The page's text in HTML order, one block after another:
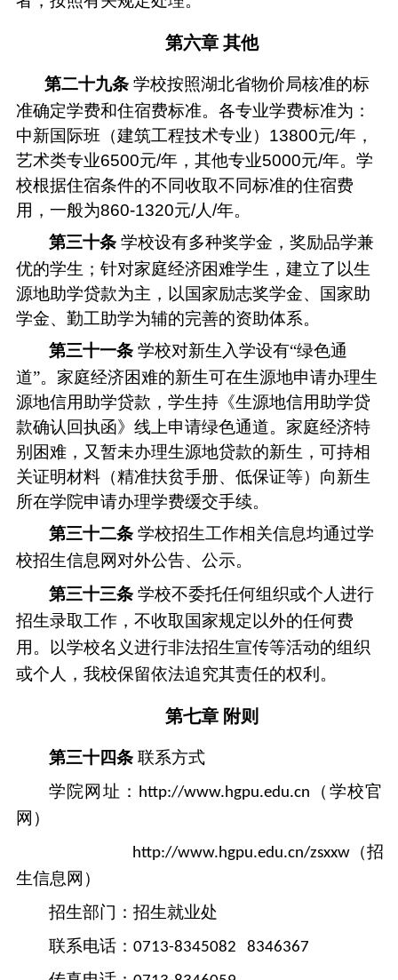
第六章 其他
第二十九条 学校按照湖北省物价局核准的标
准确定学费和住宿费标准。各专业学费标准为：
中新国际班（建筑工程技术专业） 13800元/年，
艺术类专业6500元/年， 其他专业5000元/年。学
校根据住宿条件的不同收取不同标准的住宿费
用，一般为860-1320元/人/年。
第三十条 学校设有多种奖学金，奖励品学兼
优的学生；针对家庭经济困难学生，建立了以生
源地助学贷款为主，以国家励志奖学金、国家助
学金、勤工助学为辅的完善的资助体系。
第三十一条 学校对新生入学设有“绿色通
道”。家庭经济困难的新生可在生源地申请办理生
源地信用助学贷款，学生持《生源地信用助学贷
款确认回执函》线上申请绿色通道。家庭经济特
别困难，又暂未办理生源地贷款的新生，可持相
关证明材料（精准扶贫手册、低保证等）向新生
所在学院申请办理学费缓交手续。
第三十二条 学校招生工作相关信息均通过学
校招生信息网对外公告、公示。
第三十三条 学校不委托任何组织或个人进行
招生录取工作，不收取国家规定以外的任何费
用。以学校名义进行非法招生宣传等活动的组织
或个人，我校保留依法追究其责任的权利。
第七章 附则
第三十四条 联系方式
学院网址： http://www.hgpu.edu.cn
（学校官
网）
http://www.hgpu.edu.cn/zsxxw（招
生信息网）
招生部门：招生就业处
联系电话： 0713-8345082 8346367